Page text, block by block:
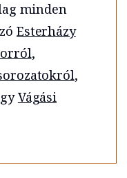
minden
Esterházy
,
,
Vágási